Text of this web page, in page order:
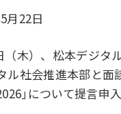
月22日
（木）、松本デジタ
ル社会推進本部と面
｣について提言申